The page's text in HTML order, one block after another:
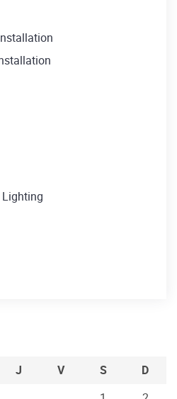
J V S
D